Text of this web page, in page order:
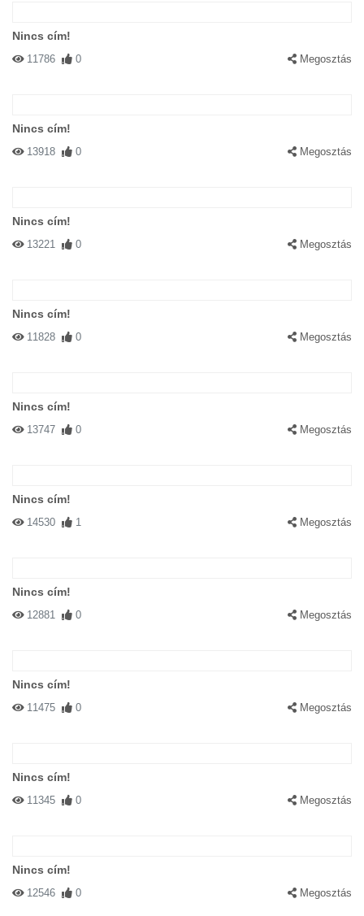
Nincs cím!
11786 0 Megosztás
Nincs cím!
13918 0 Megosztás
Nincs cím!
13221 0 Megosztás
Nincs cím!
11828 0 Megosztás
Nincs cím!
13747 0 Megosztás
Nincs cím!
14530 1 Megosztás
Nincs cím!
12881 0 Megosztás
Nincs cím!
11475 0 Megosztás
Nincs cím!
11345 0 Megosztás
Nincs cím!
12546 0 Megosztás